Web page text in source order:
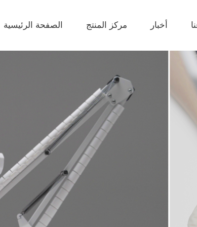
الصفحة الرئيسية مركز المنتج أخبار